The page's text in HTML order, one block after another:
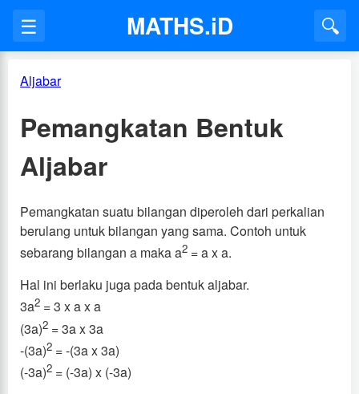
☰ MATHS.iD 🔍
Aljabar
Pemangkatan Bentuk
Aljabar
Pemangkatan suatu bilangan diperoleh dari perkalian
berulang untuk bilangan yang sama. Contoh untuk
sebarang bilangan a maka a2 = a x a.
Hal ini berlaku juga pada bentuk aljabar.
3a2 = 3 x a x a
(3a)2 = 3a x 3a
-(3a)2 = -(3a x 3a)
(-3a)2 = (-3a) x (-3a)